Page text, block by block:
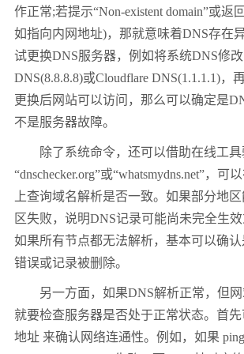
作正常;若提示“Non-existent domain”或返
如指向内网地址)，那就意味着DNS存在
试更换DNS服务器，例如将系统DNS修
DNS(8.8.8.8)或Cloudflare DNS(1.1.1.1)，
更换后网站可以访问，那么可以确定是
不是服务器故障。
除了系统命令，还可以借助在线工具
“dnschecker.org”或“whatsmydns.net”，可
上查询域名解析是否一致。如果部分地
区失败，说明DNS记录可能尚未完全生
如果所有节点都无法解析，基本可以确
错误或记录被删除。
另一方面，如果DNS解析正常，但网
就要检查服务器是否处于正常状态。首先
地址 来确认网络连通性。例如，如果 ping